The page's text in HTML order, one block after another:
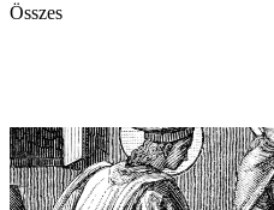
Összes